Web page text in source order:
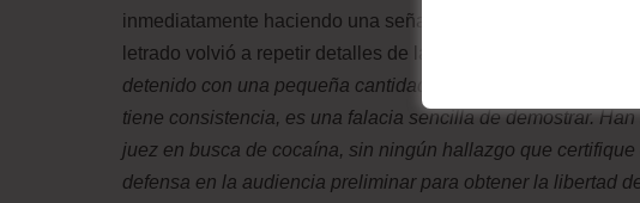
inmediatamente haciendo una señal afirmativa, se retiró
letrado volvió a repetir detalles de la defensa. Esto fue lo que
detenido con una pequeña cantidad de maconha, pero la
tiene consistencia, es una falacia sencilla de demostrar.
juez en busca de cocaína, sin ningún hallazgo que
defensa en la audiencia preliminar para obtener la libertad